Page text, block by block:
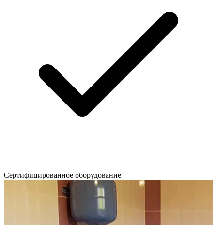
Сертифицированное оборудование